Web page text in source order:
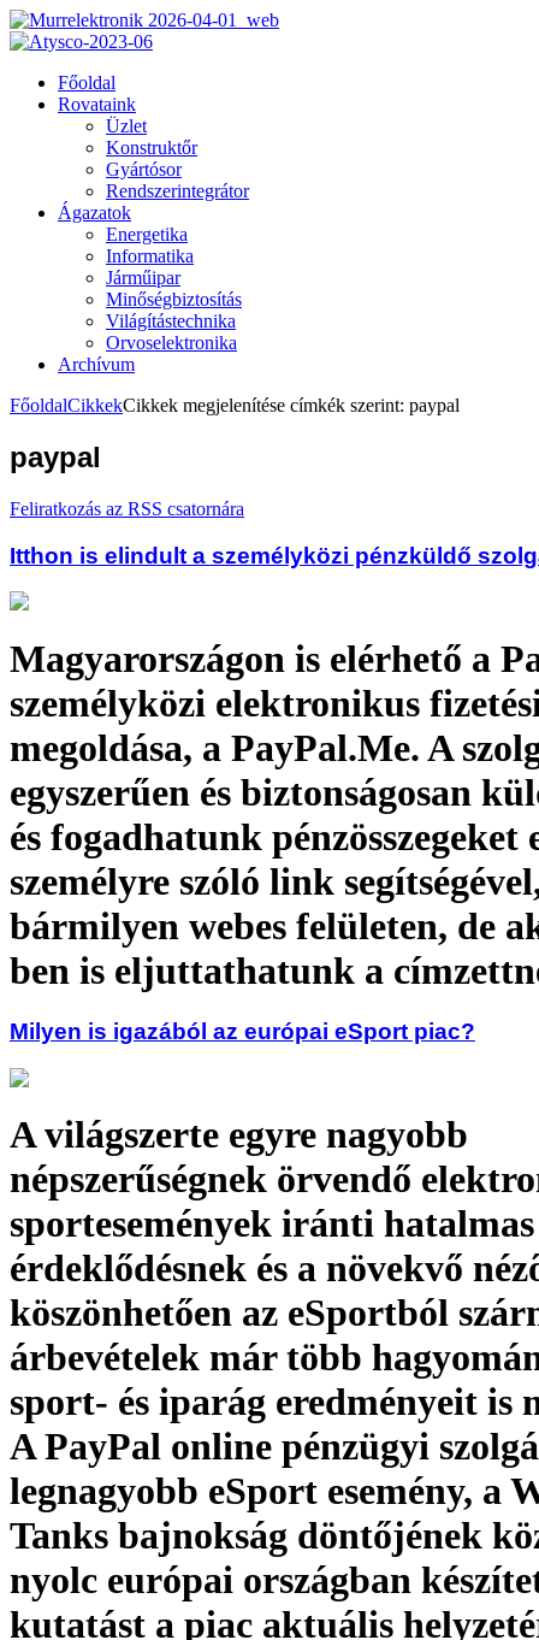
Főoldal
Rovataink
Üzlet
Konstruktőr
Gyártósor
Rendszerintegrátor
Ágazatok
Energetika
Informatika
Járműipar
Minőségbiztosítás
Világítástechnika
Orvoselektronika
Archívum
FőoldalCikkekCikkek megjelenítése címkék szerint: paypal
paypal
Feliratkozás az RSS csatornára
Itthon is elindult a személyközi pénzküldő
Magyarországon is elérhető a
személyközi elektronikus
megoldása, a PayPal.Me. A
egyszerűen és biztonságosan
és fogadhatunk pénzösszegeket
személyre szóló link
bármilyen webes felületen, de
ben is eljuttathatunk a
Milyen is igazából az európai eSport piac?
A világszerte egyre nagyobb
népszerűségnek örvendő
sportesemények iránti hatalmas
érdeklődésnek és a növekvő
köszönhetően az eSportból
árbevételek már több
sport- és iparág eredményeit is
A PayPal online pénzügyi
legnagyobb eSport esemény, a
Tanks bajnokság döntőjének
nyolc európai országban
kutatást a piac aktuális